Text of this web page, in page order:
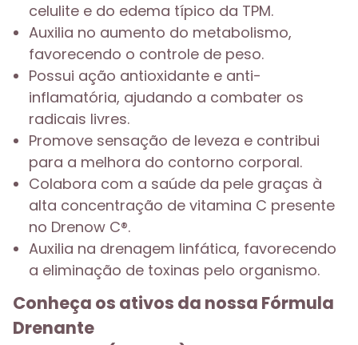
celulite e do edema típico da TPM.
Auxilia no aumento do metabolismo,
favorecendo o controle de peso.
Possui ação antioxidante e anti-
inflamatória, ajudando a combater os
radicais livres.
Promove sensação de leveza e contribui
para a melhora do contorno corporal.
Colabora com a saúde da pele graças à
alta concentração de vitamina C presente
no Drenow C®.
Auxilia na drenagem linfática, favorecendo
a eliminação de toxinas pelo organismo.
Conheça os ativos da nossa Fórmula
Drenante